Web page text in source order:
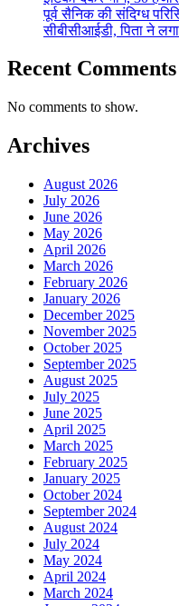
पूर्व सैनिक की संदिग्ध
सीबीसीआईडी, पिता ने
Recent Comments
No comments to show.
Archives
August 2026
July 2026
June 2026
May 2026
April 2026
March 2026
February 2026
January 2026
December 2025
November 2025
October 2025
September 2025
August 2025
July 2025
June 2025
April 2025
March 2025
February 2025
January 2025
October 2024
September 2024
August 2024
July 2024
May 2024
April 2024
March 2024